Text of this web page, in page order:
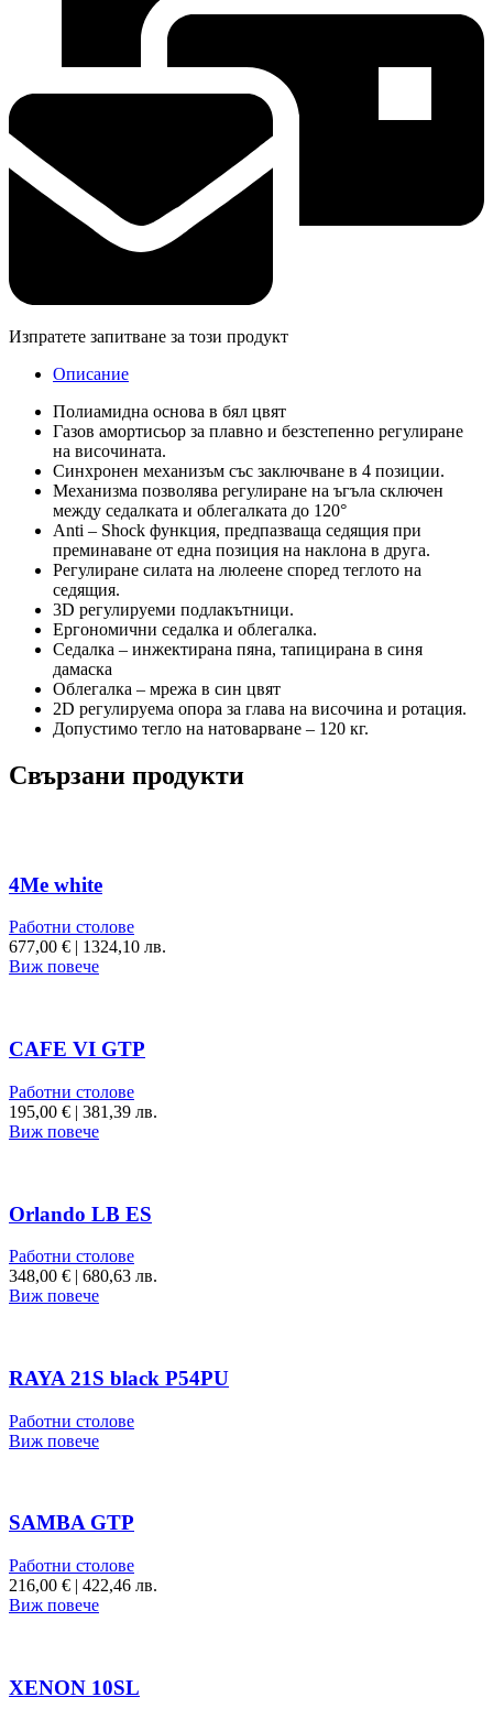
Изпратете запитване за този продукт
Описание
Полиамидна основа в бял цвят
Газов амортисьор за плавно и безстепенно регулиране
на височината.
Синхронен механизъм със заключване в 4 позиции.
Механизма позволява регулиране на ъгъла сключен
между седалката и облегалката до 120°
Anti – Shock функция, предпазваща седящия при
преминаване от една позиция на наклона в друга.
Регулиране силата на люлеене според теглото на
седящия.
3D регулируеми подлакътници.
Ергономични седалка и облегалка.
Седалка – инжектирана пяна, тапицирана в синя
дамаска
Облегалка – мрежа в син цвят
2D регулируема опора за глава на височина и ротация.
Допустимо тегло на натоварване – 120 кг.
Свързани продукти
4Me white
Работни столове
677,00 € | 1324,10 лв.
Виж повече
CAFE VI GTP
Работни столове
195,00 € | 381,39 лв.
Виж повече
Orlando LB ES
Работни столове
348,00 € | 680,63 лв.
Виж повече
RAYA 21S black P54PU
Работни столове
Виж повече
SAMBA GTP
Работни столове
216,00 € | 422,46 лв.
Виж повече
XENON 10SL